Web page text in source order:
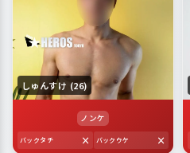
しゅんすけ (26)
ノンケ
バックタチ × バックウケ ×